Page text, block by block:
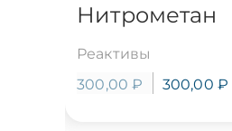
Нитрометан
Реактивы
300,00₽ 300,00₽